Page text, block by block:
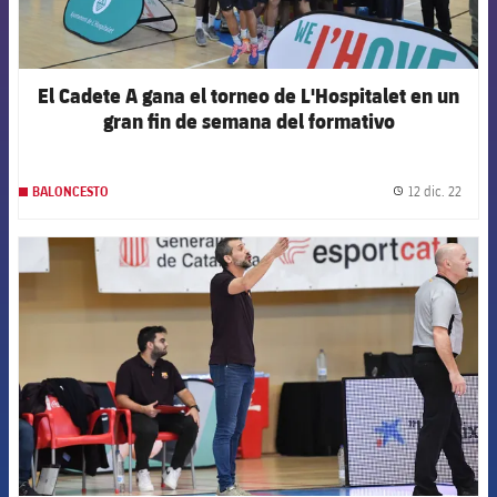
El Cadete A gana el torneo de L'Hospitalet en un
gran fin de semana del formativo
BALONCESTO 12 dic. 22
FCB Barcelona badge